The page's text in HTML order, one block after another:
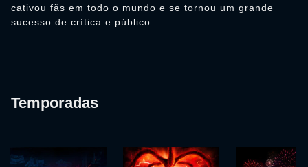
cativou fãs em todo o mundo e se tornou um grande
sucesso de crítica e público.
Temporadas